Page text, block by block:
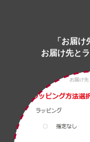
「お届
お届け先と